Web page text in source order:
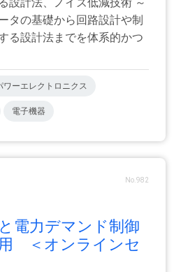
タの基礎から回路設計や制
る設計法までを体系的かつ
ワーエレクトロニクス
電子機器
No.982
電力デマンド制御
＜オンラインセ